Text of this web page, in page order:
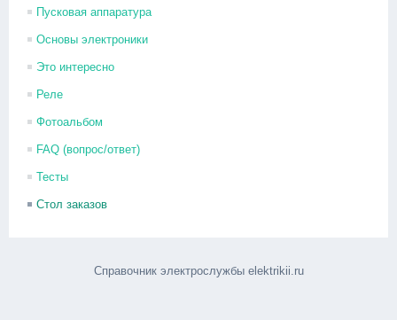
Пусковая аппаратура
Основы электроники
Это интересно
Реле
Фотоальбом
FAQ (вопрос/ответ)
Тесты
Стол заказов
Справочник электрослужбы elektrikii.ru